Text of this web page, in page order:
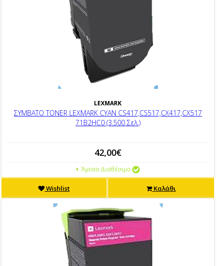
LEXMARK
ΣΥΜΒΑΤΟ TONER LEXMARK CYAN CS417,CS517,CX417,CX517
71B2HC0 (3.500 Σελ.)
42,00€
Άμεσα Διαθέσιμο
Wishlist Καλάθι